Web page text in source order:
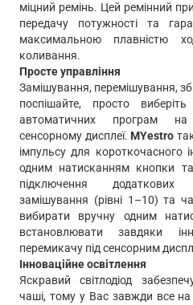
міцний ремінь. Цей ремінний
передачу потужності та
максимальною плавністю
коливання.
Просте управління
Замішування, перемішування,
поспішайте, просто
автоматичних програм на
сенсорному дисплеї. MYestro
імпульсу для короткочасного
одним натисканням кнопки
підключення додаткових
замішування (рівні 1–10) та
вибирати вручну одним
встановлювати завдяки
перемикачу під сенсорним
Інноваційне освітлення
Яскравий світлодіод
чаші, тому у Вас завжди все на